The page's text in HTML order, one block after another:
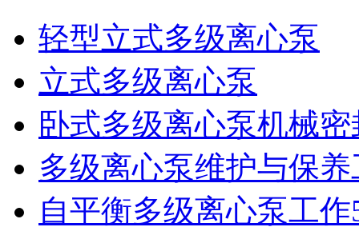
轻型立式多级离心泵
立式多级离心泵
卧式多级离心泵机械
多级离心泵维护与保
自平衡多级离心泵工